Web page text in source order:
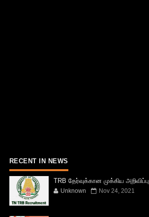
RECENT IN NEWS
TRB தேர்வுக்கான முக்கிய அறிவிப்பு
Unknown Nov 24, 2021